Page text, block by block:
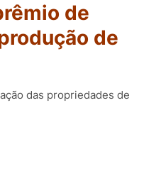
de
de
das propriedades de